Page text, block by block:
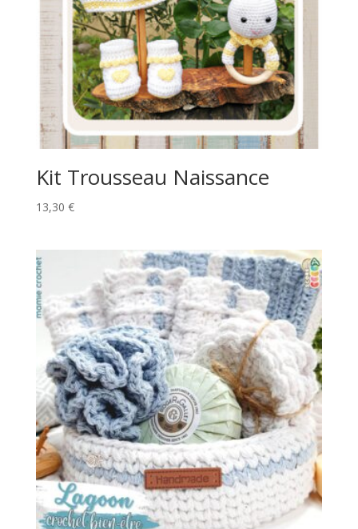
Kit Trousseau Naissance
13,30 €